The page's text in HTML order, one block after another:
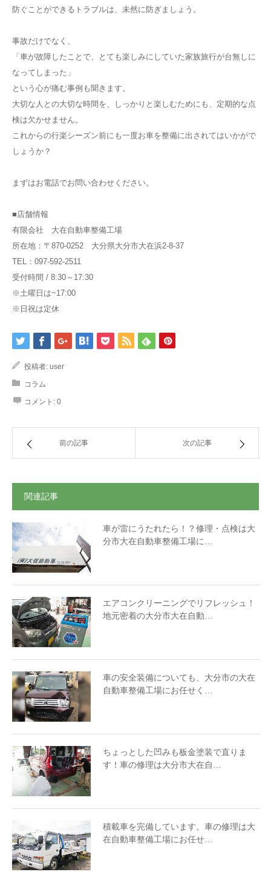
防ぐことができるトラブルは、未然に防ぎましょう。
事故だけでなく、
「車が故障したことで、とても楽しみにしていた家族旅行が台無しに
なってしまった」
という心が痛む事例も聞きます。
大切な人との大切な時間を、しっかりと楽しむためにも、定期的な点
検は欠かせません。
これからの行楽シーズン前にも一度お車を整備に出されてはいかがで
しょうか？
まずはお電話でお問い合わせください。
■店舗情報
有限会社 大在自動車整備工場
所在地：〒870-0252 大分県大分市大在浜2-8-37
TEL：097-592-2511
受付時間 / 8:30～17:30
※土曜日は~17:00
※日祝は定休
投稿者: user
コラム
コメント: 0
前の記事 次の記事
関連記事
車が雷にうたれたら！？修理・点検は大
分市大在自動車整備工場に…
エアコンクリーニングでリフレッシュ！
地元密着の大分市大在自動…
車の安全装備についても、大分市の大在
自動車整備工場にお任せく…
ちょっとした凹みも板金塗装で直りま
す！車の修理は大分市大在自…
積載車を完備しています。車の修理は大
在自動車整備工場にお任せ…